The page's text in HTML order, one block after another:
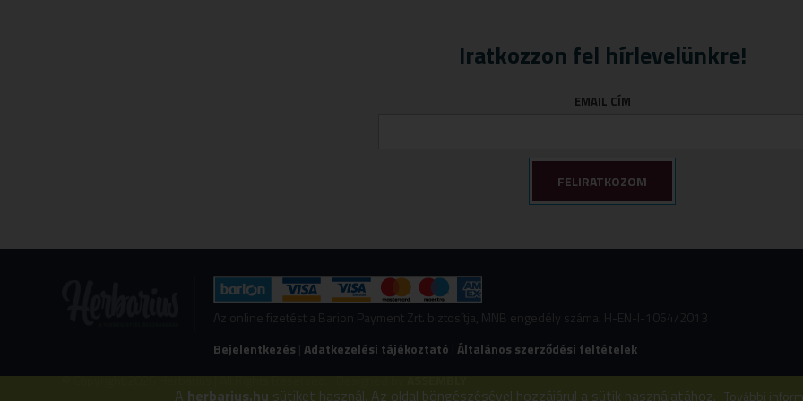
Iratkozzon fel hírlevelünkre!
EMAIL CÍM
Az online fizetést a Barion Payment Zrt. biztosítja, MNB engedély száma: H-EN-I-1064/2013
Bejelentkezés |Adatkezelési tájékoztató |Általános szerződési feltételek
© Copyright 2026 Herbarius | All Rights Reserved. | Designed byASSEMBLY
A herbarius.hu sütiket használ. Az oldal böngészésével hozzájárul a sütik használatához. További